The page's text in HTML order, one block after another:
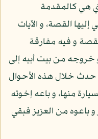
هي كالمقدمة
إليها القصة، و الآيات
و فيه مفارقة
خروجه من بيت أبيه إلى
حدث خلال هذه الأحوال
منها، و باعه إخوته
باعوه من العزيز فبقي